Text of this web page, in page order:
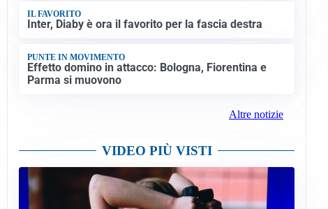
IL FAVORITO
Inter, Diaby è ora il favorito per la fascia destra
PUNTE IN MOVIMENTO
Effetto domino in attacco: Bologna, Fiorentina e
Parma si muovono
Altre notizie
VIDEO PIÙ VISTI